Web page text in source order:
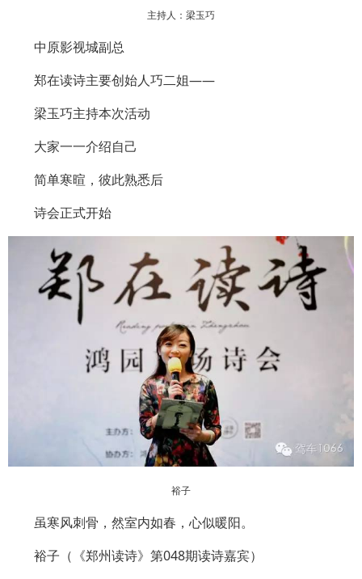
主持人：梁玉巧
中原影视城副总
郑在读诗主要创始人巧二姐——
梁玉巧主持本次活动
大家一一介绍自己
简单寒暄，彼此熟悉后
诗会正式开始
裕子
虽寒风刺骨，然室内如春，心似暖阳。
裕子（《郑州读诗》第048期读诗嘉宾）